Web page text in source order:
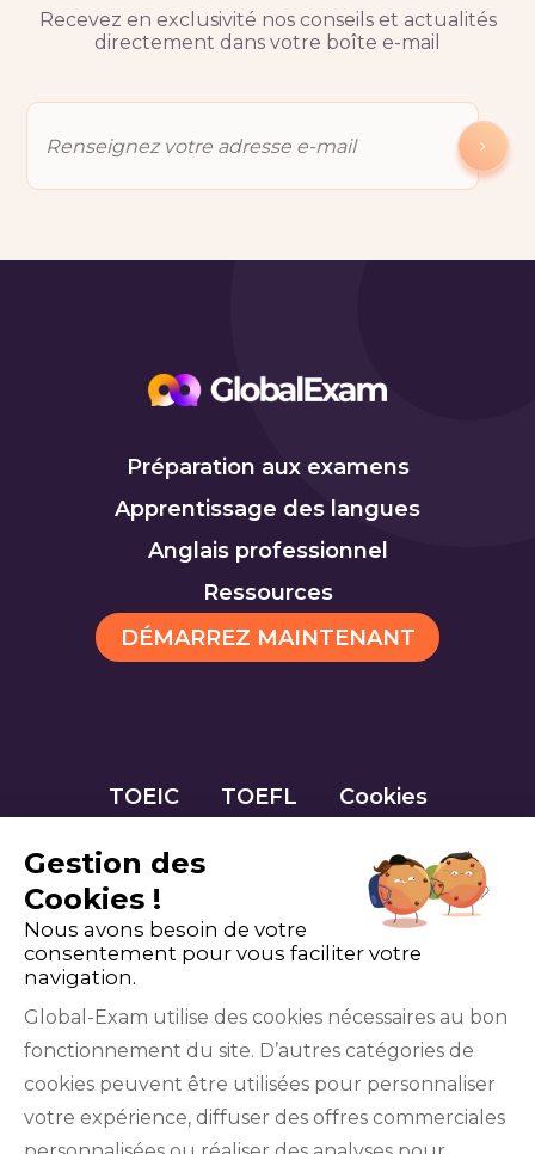
Recevez en exclusivité nos conseils et actualités
directement dans votre boîte e-mail
Préparation aux examens
Apprentissage des langues
Anglais professionnel
Ressources
DÉMARREZ MAINTENANT
TOEIC TOEFL Cookies
Twitter YouTube
Gestion des
Cookies !
Nous avons besoin de votre
consentement pour vous faciliter votre
navigation.
Global-Exam utilise des cookies nécessaires au bon
fonctionnement du site. D’autres catégories de
cookies peuvent être utilisées pour personnaliser
votre expérience, diffuser des offres commerciales